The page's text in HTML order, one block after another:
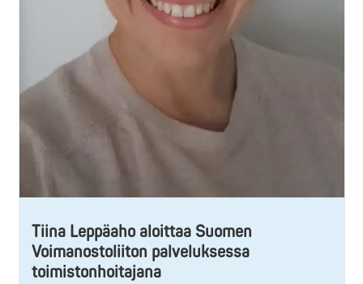
Tiina Leppäaho aloittaa Suomen
Voimanostoliiton palveluksessa
toimistonhoitajana